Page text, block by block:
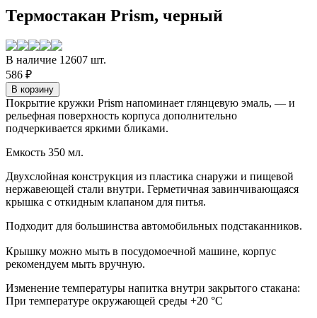
Термостакан Prism, черный
В наличие 12607 шт.
586 ₽
Покрытие кружки Prism напоминает глянцевую эмаль, — и
рельефная поверхность корпуса дополнительно
подчеркивается яркими бликами.
Емкость 350 мл.
Двухслойная конструкция из пластика снаружи и пищевой
нержавеющей стали внутри. Герметичная завинчивающаяся
крышка с откидным клапаном для питья.
Подходит для большинства автомобильных подстаканников.
Крышку можно мыть в посудомоечной машине, корпус
рекомендуем мыть вручную.
Изменение температуры напитка внутри закрытого стакана:
При температуре окружающей среды +20 °С